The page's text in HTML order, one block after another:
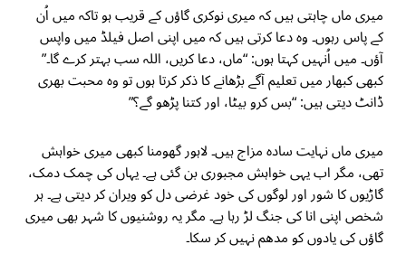
میری ماں چاہتی ہیں کہ میری نوکری گاؤں کے قریب ہو تاکہ میں اُن
کے پاس رہوں۔ وہ دعا کرتی ہیں کہ میں اپنی اصل فیلڈ میں واپس
آؤں۔ میں اُنہیں کہتا ہوں: “ماں، دعا کریں، اللہ سب بہتر کرے گا۔”
کبھی کبھار میں تعلیم آگے بڑھانے کا ذکر کرتا ہوں تو وہ محبت بھری
ڈانٹ دیتی ہیں: “بس کرو بیٹا، اور کتنا پڑھو گے؟”
میری ماں نہایت سادہ مزاج ہیں۔ لاہور گھومنا کبھی میری خواہش
تھی، مگر اب یہی خواہش مجبوری بن گئی ہے۔ یہاں کی چمک دمک،
گاڑیوں کا شور اور لوگوں کی خود غرضی دل کو ویران کر دیتی ہے۔ ہر
شخص اپنی انا کی جنگ لڑ رہا ہے۔ مگر یہ روشنیوں کا شہر بھی میری
گاؤں کی یادوں کو مدھم نہیں کر سکا۔